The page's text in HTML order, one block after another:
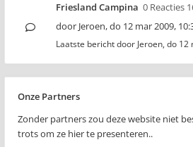
Friesland Campina 0 Reacties
door Jeroen,do 12 mar 2009,
Laatste bericht door Jeroen, do 12
Onze Partners
Zonder partners zou deze website niet
trots om ze hier te presenteren..